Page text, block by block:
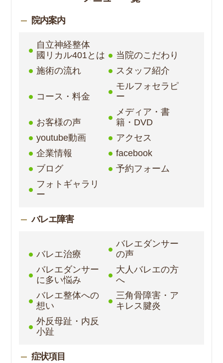
院内案内
自立神経整体
國リカル401とは
当院のこだわり
施術の流れ
スタッフ紹介
コース・料金
モルフォセラピ
ー
お客様の声
メディア・書
籍・DVD
youtube動画
アクセス
企業情報
facebook
ブログ
予約フォーム
フォトギャラリ
ー
バレエ障害
バレエ治療
バレエダンサー
の声
バレエダンサー
に多い悩み
大人バレエの方
へ
バレエ整体への
想い
三角骨障害・ア
キレス腱炎
外反母趾・内反
小趾
症状項目